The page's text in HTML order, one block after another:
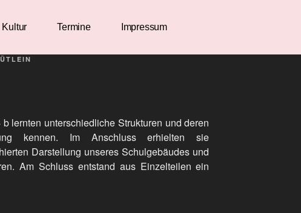
Kultur Termine Impressum
lernten unterschiedliche Strukturen und deren
kennen. Im Anschluss erhielten sie
Darstellung unseres Schulgebäudes und
Am Schluss entstand aus Einzelteilen ein